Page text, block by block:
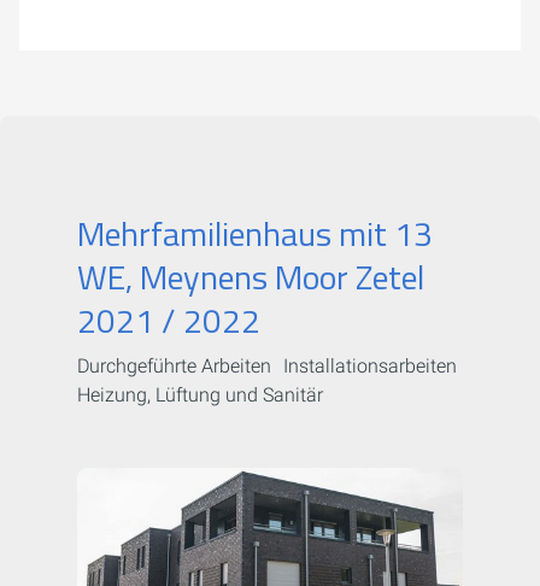
Mehrfamilienhaus mit 13
WE, Meynens Moor Zetel
2021 / 2022
Durchgeführte Arbeiten Installationsarbeiten
Heizung, Lüftung und Sanitär